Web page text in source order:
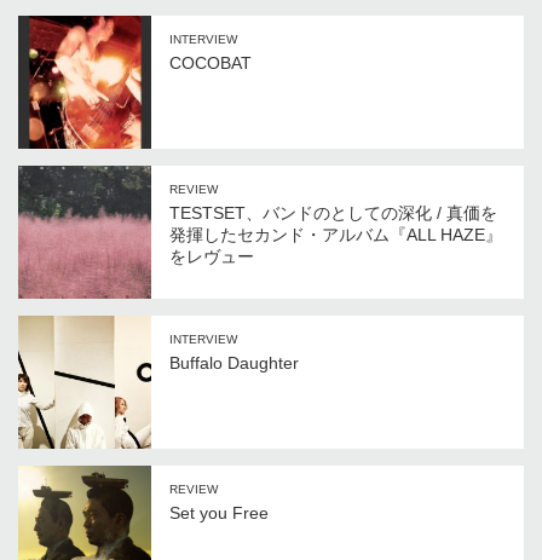
INTERVIEW
COCOBAT
REVIEW
TESTSET、バンドのとしての深化 / 真価を
発揮したセカンド・アルバム『ALL HAZE』
をレヴュー
INTERVIEW
Buffalo Daughter
REVIEW
Set you Free